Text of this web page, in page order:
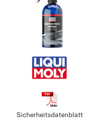
Sicherheitsdatenblatt